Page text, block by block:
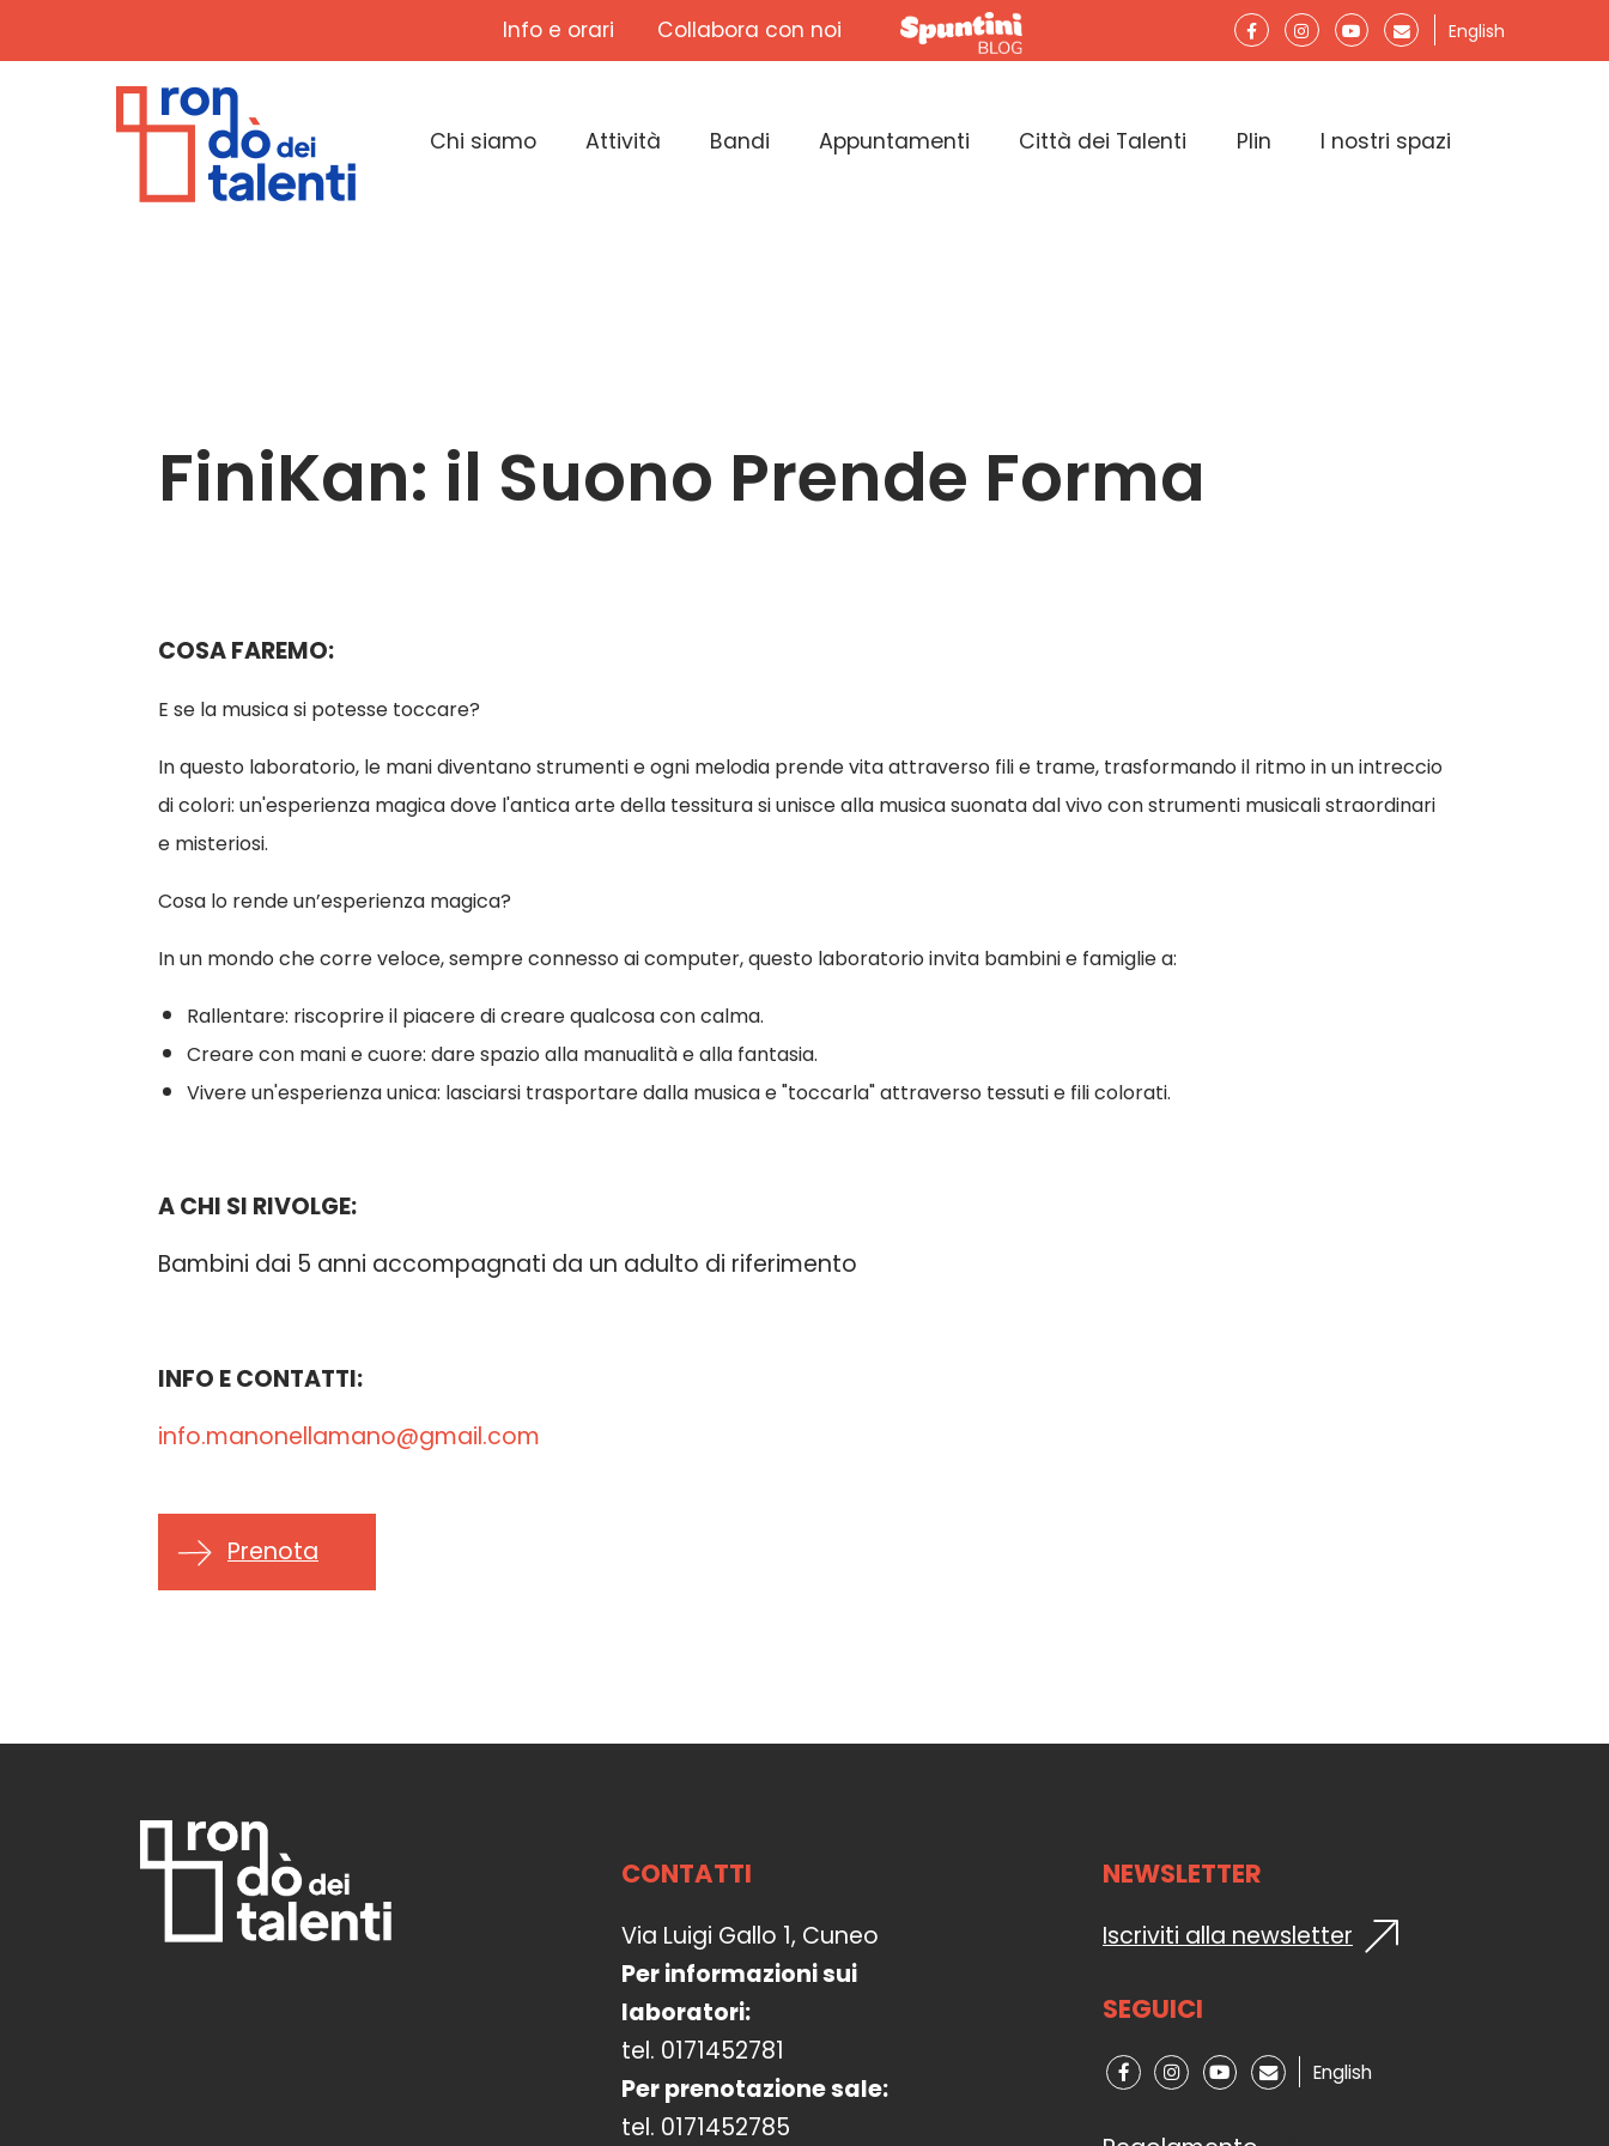
Info e orari Collabora con noi English
Chi siamo Attività Bandi Appuntamenti Città dei Talenti Plin I nostri spazi
FiniKan: il Suono Prende Forma
COSA FAREMO:
E se la musica si potesse toccare?
In questo laboratorio, le mani diventano strumenti e ogni melodia prende vita attraverso fili e trame, trasformando il ritmo in un intreccio
di colori: un'esperienza magica dove l'antica arte della tessitura si unisce alla musica suonata dal vivo con strumenti musicali straordinari
e misteriosi.
Cosa lo rende un’esperienza magica?
In un mondo che corre veloce, sempre connesso ai computer, questo laboratorio invita bambini e famiglie a:
Rallentare: riscoprire il piacere di creare qualcosa con calma.
Creare con mani e cuore: dare spazio alla manualità e alla fantasia.
Vivere un'esperienza unica: lasciarsi trasportare dalla musica e "toccarla" attraverso tessuti e fili colorati.
A CHI SI RIVOLGE:
Bambini dai 5 anni accompagnati da un adulto di riferimento
INFO E CONTATTI:
info.manonellamano@gmail.com
Prenota
CONTATTI
Via Luigi Gallo 1, Cuneo
Per informazioni sui
laboratori:
tel. 0171452781
Per prenotazione sale:
tel. 0171452785
NEWSLETTER
Iscriviti alla newsletter
SEGUICI
English